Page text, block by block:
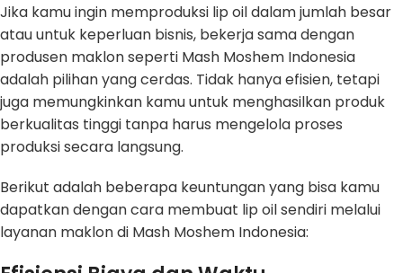
Jika kamu ingin memproduksi lip oil dalam jumlah besar
atau untuk keperluan bisnis, bekerja sama dengan
produsen maklon seperti Mash Moshem Indonesia
adalah pilihan yang cerdas. Tidak hanya efisien, tetapi
juga memungkinkan kamu untuk menghasilkan produk
berkualitas tinggi tanpa harus mengelola proses
produksi secara langsung.
Berikut adalah beberapa keuntungan yang bisa kamu
dapatkan dengan cara membuat lip oil sendiri melalui
layanan maklon di Mash Moshem Indonesia: